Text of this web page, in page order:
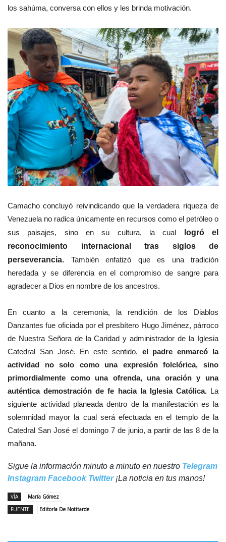
los sahúma, conversa con ellos y les brinda motivación.
Camacho concluyó reivindicando que la verdadera riqueza de
Venezuela no radica únicamente en recursos como el petróleo o
sus paisajes, sino en su cultura, la cual
logró el
reconocimiento internacional tras siglos de
perseverancia. También enfatizó que es una tradición
heredada y se diferencia en el compromiso de sangre para
agradecer a Dios en nombre de los ancestros.
En cuanto a la ceremonia, la rendición de los Diablos
Danzantes fue oficiada por el presbítero Hugo Jiménez, párroco
de Nuestra Señora de la Caridad y administrador de la Iglesia
Catedral San José. En este sentido, el padre enmarcó la
actividad no solo como una expresión folclórica, sino
primordialmente como una ofrenda, una oración y una
auténtica demostración de fe hacia la Iglesia Católica. La
siguiente actividad planeada dentro de la manifestación es la
solemnidad mayor la cual será efectuada en el templo de la
Catedral San José el domingo 7 de junio, a partir de las 8 de la
mañana.
Sigue la información minuto a minuto en nuestro Telegram
Instagram Facebook Twitter¡La noticia en tus manos!
VÍA
María Gómez
FUENTE
Editoría De Notitarde